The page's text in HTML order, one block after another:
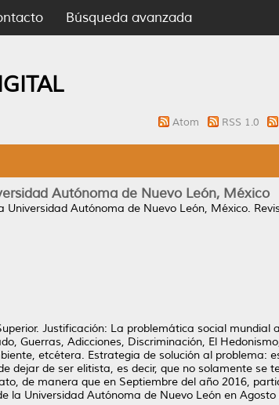
Búsqueda avanzada
Atom RSS 1.0
Autónoma de Nuevo León, México
Universidad Autónoma de Nuevo León, México.
Justificación: La problemática social mundial
Guerras, Adicciones, Discriminación, El
etcétera. Estrategia de solución al problema:
dejar de ser elitista, es decir, que no solamente se
de manera que en Septiembre del año 2016,
la Universidad Autónoma de Nuevo León en Agosto